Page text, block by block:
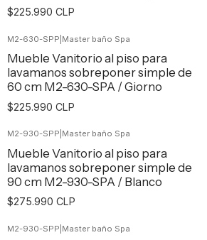
$225.990 CLP
M2-630-SPP Master baño Spa
Mueble Vanitorio al piso para
lavamanos sobreponer simple de
60 cm M2-630-SPA / Giorno
$225.990 CLP
M2-930-SPP Master baño Spa
Mueble Vanitorio al piso para
lavamanos sobreponer simple de
90 cm M2-930-SPA / Blanco
$275.990 CLP
M2-930-SPP Master baño Spa